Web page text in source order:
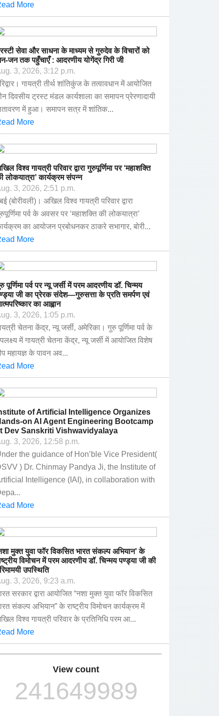
More
सेवा और साधना के माध्यम से गुरुदेव के विचारों को
जन तक पहुँचाएँ : आदरणीय योगेंद्र गिरी जी
3, 2026, 3:12 p.m.
गायत्री तीर्थ शांतिकुंज के तत्वावधान में आयोजित
दिवसीय ट्रस्ट मंडल कार्यशाला का समापन प्रेरणादायी
में हुआ। समापन सत्र में शांतिक...
More
विश्व गायत्री परिवार द्वारा गुरुपूर्णिमा पर ‘महाशक्ति
लोकयात्रा’ कार्यक्रम संपन्न
3, 2026, 2:51 p.m.
(बोरीवली)। अखिल विश्व गायत्री परिवार द्वारा
पर्व के अवसर पर ‘महाशक्ति की लोकयात्रा’
का आयोजन प्रबोधनकर ठाकरे सभागार, बोरी...
More
पूर्णिमा पर्व पर न्यू जर्सी में परम आदरणीय डॉ. चिन्मय
जी का प्रेरक संदेश—गुरुसत्ता के प्रति समर्पण एवं
का आह्वान
3, 2026, 1:05 p.m.
चेतना केंद्र, न्यू जर्सी, अमेरिका। गुरु पूर्णिमा पर्व के
में गायत्री चेतना केंद्र, न्यू जर्सी में आयोजित विशेष
महायज्ञ के पावन अव...
More
of Artificial Intelligence Organizes
on AI Agent Engineering Bootcamp
Dev Sanskriti Vishwavidyalaya
3, 2026, 12:58 p.m.
the guidance of Hon’ble Vice President(
) Dr. Chinmay Pandya Ji, the Institute of
Intelligence (IAI), in collaboration with
More
मुक्त युवा फॉर विकसित भारत संकल्प अभियान’ के
विमोचन में परम आदरणीय डॉ. चिन्मय पण्ड्या जी की
उपस्थिति
3, 2026, 9:23 a.m.
सरकार द्वारा आयोजित “नशा मुक्त युवा फॉर विकसित
संकल्प अभियान” के राष्ट्रीय विमोचन कार्यक्रम में
विश्व गायत्री परिवार के प्रतिनिधि परम आ...
More
View count
241649989